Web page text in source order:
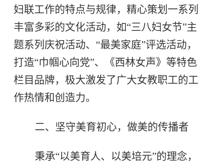
妇联工作的特点与规律，精心策划一系列
丰富多彩的文化活动，如“三八妇女节”主
题系列庆祝活动、“最美家庭”评选活动，
打造“巾帼心向党”、《西林女声》等特色
栏目品牌，极大激发了广大女教职工的工
作热情和创造力。
二、坚守美育初心，做美的传播者
秉承“以美育人、以美培元”的理念，